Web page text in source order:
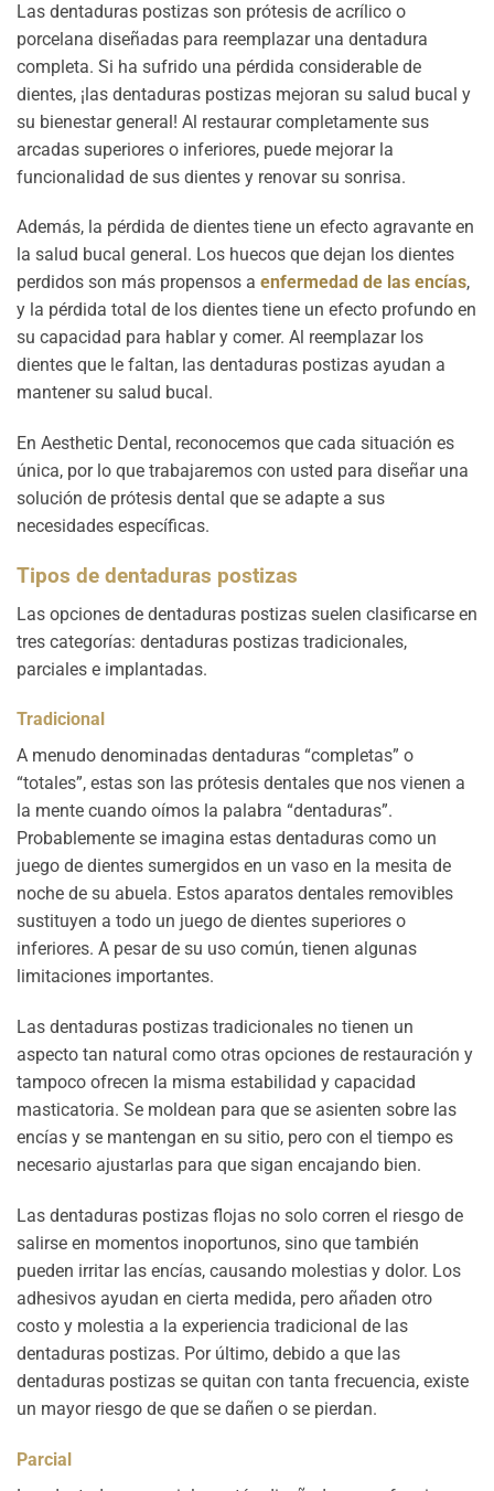
Las dentaduras postizas son prótesis de acrílico o
porcelana diseñadas para reemplazar una dentadura
completa. Si ha sufrido una pérdida considerable de
dientes, ¡las dentaduras postizas mejoran su salud bucal y
su bienestar general! Al restaurar completamente sus
arcadas superiores o inferiores, puede mejorar la
funcionalidad de sus dientes y renovar su sonrisa.
Además, la pérdida de dientes tiene un efecto agravante en
la salud bucal general. Los huecos que dejan los dientes
perdidos son más propensos a enfermedad de las encías,
y la pérdida total de los dientes tiene un efecto profundo en
su capacidad para hablar y comer. Al reemplazar los
dientes que le faltan, las dentaduras postizas ayudan a
mantener su salud bucal.
En Aesthetic Dental, reconocemos que cada situación es
única, por lo que trabajaremos con usted para diseñar una
solución de prótesis dental que se adapte a sus
necesidades específicas.
Tipos de dentaduras postizas
Las opciones de dentaduras postizas suelen clasificarse en
tres categorías: dentaduras postizas tradicionales,
parciales e implantadas.
Tradicional
A menudo denominadas dentaduras “completas” o
“totales”, estas son las prótesis dentales que nos vienen a
la mente cuando oímos la palabra “dentaduras”.
Probablemente se imagina estas dentaduras como un
juego de dientes sumergidos en un vaso en la mesita de
noche de su abuela. Estos aparatos dentales removibles
sustituyen a todo un juego de dientes superiores o
inferiores. A pesar de su uso común, tienen algunas
limitaciones importantes.
Las dentaduras postizas tradicionales no tienen un
aspecto tan natural como otras opciones de restauración y
tampoco ofrecen la misma estabilidad y capacidad
masticatoria. Se moldean para que se asienten sobre las
encías y se mantengan en su sitio, pero con el tiempo es
necesario ajustarlas para que sigan encajando bien.
Las dentaduras postizas flojas no solo corren el riesgo de
salirse en momentos inoportunos, sino que también
pueden irritar las encías, causando molestias y dolor. Los
adhesivos ayudan en cierta medida, pero añaden otro
costo y molestia a la experiencia tradicional de las
dentaduras postizas. Por último, debido a que las
dentaduras postizas se quitan con tanta frecuencia, existe
un mayor riesgo de que se dañen o se pierdan.
Parcial